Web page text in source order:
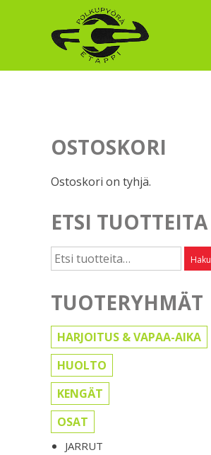
OSTOSKORI
Ostoskori on tyhjä.
ETSI TUOTTEITA
Etsi: Haku
TUOTERYHMÄT
HARJOITUS & VAPAA-AIKA
HUOLTO
KENGÄT
OSAT
JARRUT